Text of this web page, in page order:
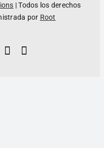
| Todos los derechos
por Root